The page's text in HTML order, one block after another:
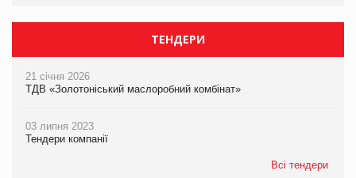
ТЕНДЕРИ
21 січня 2026
ТДВ «Золотоніський маслоробний комбінат»
03 липня 2023
Тендери компанії
Всі тендери